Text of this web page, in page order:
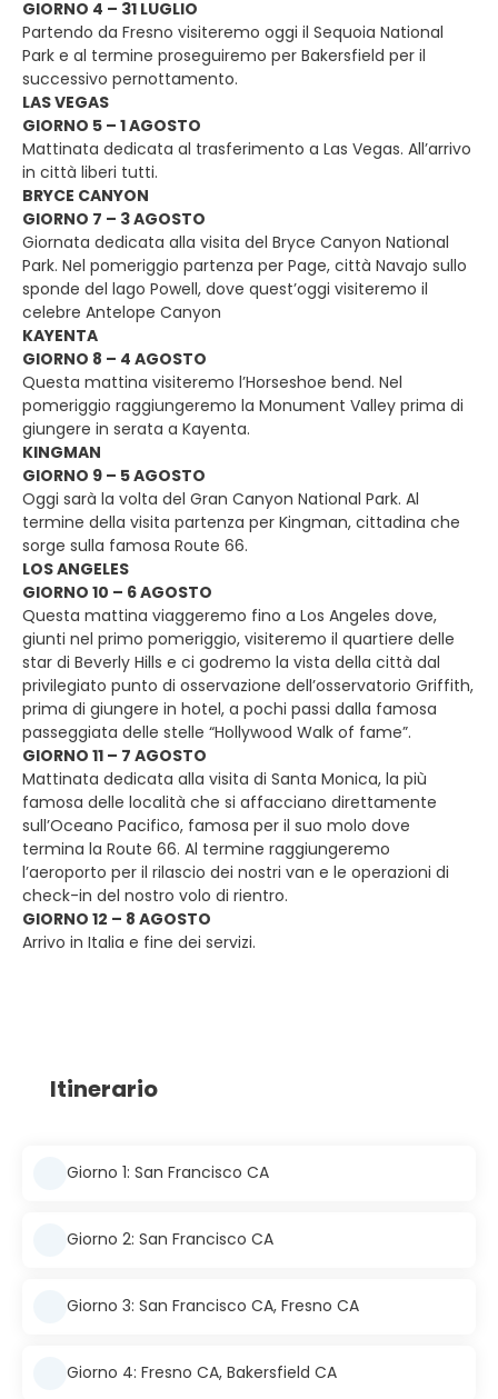
GIORNO 4 – 31 LUGLIO
Partendo da Fresno visiteremo oggi il Sequoia National
Park e al termine proseguiremo per Bakersfield per il
successivo pernottamento.
LAS VEGAS
GIORNO 5 – 1 AGOSTO
Mattinata dedicata al trasferimento a Las Vegas. All’arrivo
in città liberi tutti.
BRYCE CANYON
GIORNO 7 – 3 AGOSTO
Giornata dedicata alla visita del Bryce Canyon National
Park. Nel pomeriggio partenza per Page, città Navajo sullo
sponde del lago Powell, dove quest’oggi visiteremo il
celebre Antelope Canyon
KAYENTA
GIORNO 8 – 4 AGOSTO
Questa mattina visiteremo l’Horseshoe bend. Nel
pomeriggio raggiungeremo la Monument Valley prima di
giungere in serata a Kayenta.
KINGMAN
GIORNO 9 – 5 AGOSTO
Oggi sarà la volta del Gran Canyon National Park. Al
termine della visita partenza per Kingman, cittadina che
sorge sulla famosa Route 66.
LOS ANGELES
GIORNO 10 – 6 AGOSTO
Questa mattina viaggeremo fino a Los Angeles dove,
giunti nel primo pomeriggio, visiteremo il quartiere delle
star di Beverly Hills e ci godremo la vista della città dal
privilegiato punto di osservazione dell’osservatorio Griffith,
prima di giungere in hotel, a pochi passi dalla famosa
passeggiata delle stelle “Hollywood Walk of fame”.
GIORNO 11 – 7 AGOSTO
Mattinata dedicata alla visita di Santa Monica, la più
famosa delle località che si affacciano direttamente
sull’Oceano Pacifico, famosa per il suo molo dove
termina la Route 66. Al termine raggiungeremo
l’aeroporto per il rilascio dei nostri van e le operazioni di
check-in del nostro volo di rientro.
GIORNO 12 – 8 AGOSTO
Arrivo in Italia e fine dei servizi.
Itinerario
Giorno 1: San Francisco CA
Giorno 2: San Francisco CA
Giorno 3: San Francisco CA, Fresno CA
Giorno 4: Fresno CA, Bakersfield CA